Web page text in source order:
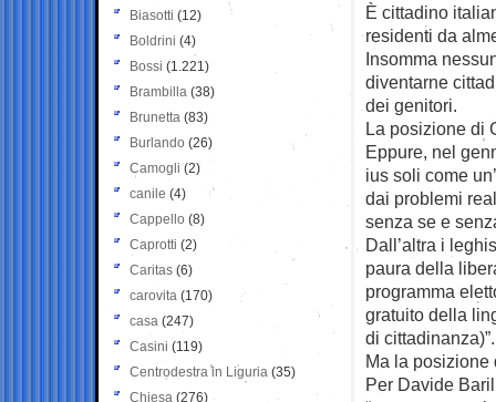
È cittadino
residenti da
Insomma
diventarne
dei genitori.
La posizione di
Eppure, nel
ius soli come
dai problemi
senza se e
Dall’altra i
paura della
programma
gratuito della
di cittadinanza)”.
Ma la posizione
Per Davide
Biasotti (12)
Boldrini (4)
Bossi (1.221)
Brambilla (38)
Brunetta (83)
Burlando (26)
Camogli (2)
canile (4)
Cappello (8)
Caprotti (2)
Caritas (6)
carovita (170)
casa (247)
Casini (119)
Centrodestra in Liguria (35)
Chiesa (276)